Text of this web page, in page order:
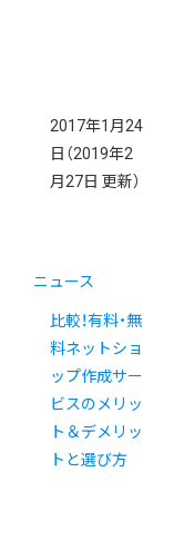
2017年1月24
日 （2019年2
月27日 更新）
ニュース
比較！有料・無
料ネットショ
ップ作成サー
ビスのメリッ
ト＆デメリッ
トと選び方